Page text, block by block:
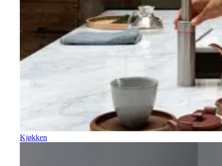
Kjøkken